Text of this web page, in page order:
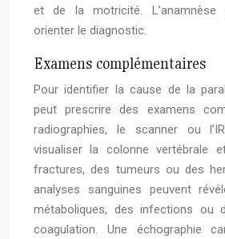
et de la motricité.
orienter le diagnostic.
Examens complémentaires
Pour identifier la cause de la
peut prescrire des examens
radiographies, le scanner ou
visualiser la colonne vertébrale
fractures, des tumeurs ou des
analyses sanguines peuvent
métaboliques, des infections ou
coagulation. Une échographie